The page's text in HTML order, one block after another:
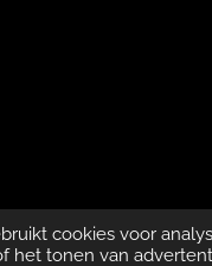
cookies voor
het tonen van